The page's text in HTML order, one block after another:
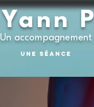
Yann
Un
Une séance